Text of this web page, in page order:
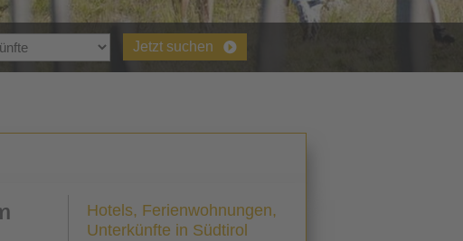
Jetzt suchen
Hotels, Ferienwohnungen,
Unterkünfte in Südtirol